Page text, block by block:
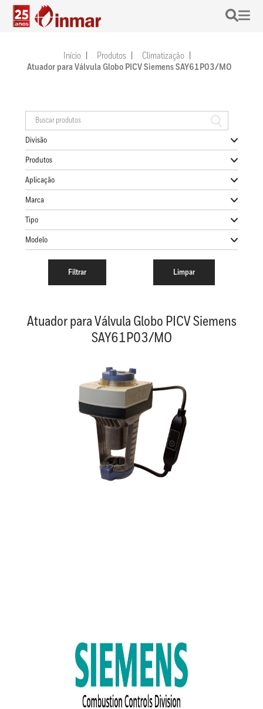
Início Produtos
Climatização
Atuador para Válvula Globo PICV Siemens SAY61P03/MO
Divisão
Produtos
Aplicação
Marca
Tipo
Modelo
Atuador para Válvula Globo PICV Siemens
SAY61P03/MO